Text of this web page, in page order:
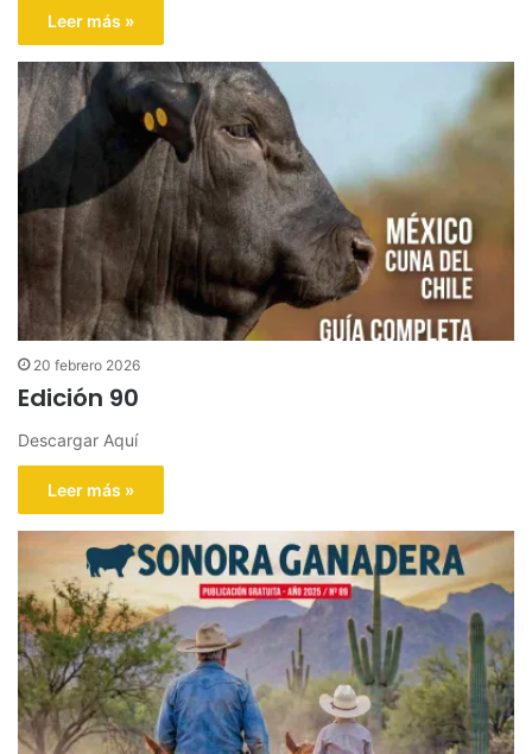
Leer más »
20 febrero 2026
Edición 90
Descargar Aquí
Leer más »